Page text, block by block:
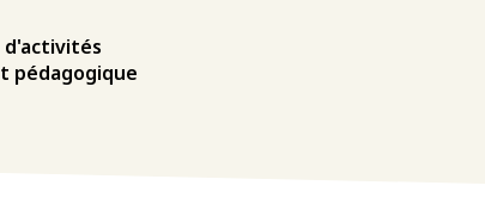
d'activités
pédagogique